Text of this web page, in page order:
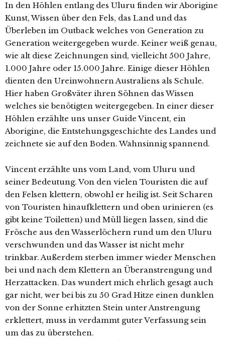
In den Höhlen entlang des Uluru finden wir Aborigine
Kunst, Wissen über den Fels, das Land und das
Überleben im Outback welches von Generation zu
Generation weitergegeben wurde. Keiner weiß genau,
wie alt diese Zeichnungen sind, vielleicht 500 Jahre,
1.000 Jahre oder 15.000 Jahre. Einige dieser Höhlen
dienten den Ureinwohnern Australiens als Schule.
Hier haben Großväter ihren Söhnen das Wissen
welches sie benötigten weitergegeben. In einer dieser
Höhlen erzählte uns unser Guide Vincent, ein
Aborigine, die Entstehungsgeschichte des Landes und
zeichnete sie auf den Boden. Wahnsinnig spannend.
Vincent erzählte uns vom Land, vom Uluru und
seiner Bedeutung. Von den vielen Touristen die auf
den Felsen klettern, obwohl er heilig ist. Seit Scharen
von Touristen hinaufklettern und oben urinieren (es
gibt keine Toiletten) und Müll liegen lassen, sind die
Frösche aus den Wasserlöchern rund um den Uluru
verschwunden und das Wasser ist nicht mehr
trinkbar. Außerdem sterben immer wieder Menschen
bei und nach dem Klettern an Überanstrengung und
Herzattacken. Das wundert mich ehrlich gesagt auch
gar nicht, wer bei bis zu 50 Grad Hitze einen dunklen
von der Sonne erhitzten Stein unter Anstrengung
erklettert, muss in verdammt guter Verfassung sein
um das zu überstehen.